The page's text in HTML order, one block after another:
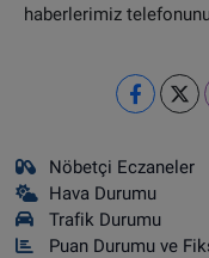
haberlerimiz
Nöbetçi Eczaneler
Hava Durumu
Trafik Durumu
Puan Durumu ve